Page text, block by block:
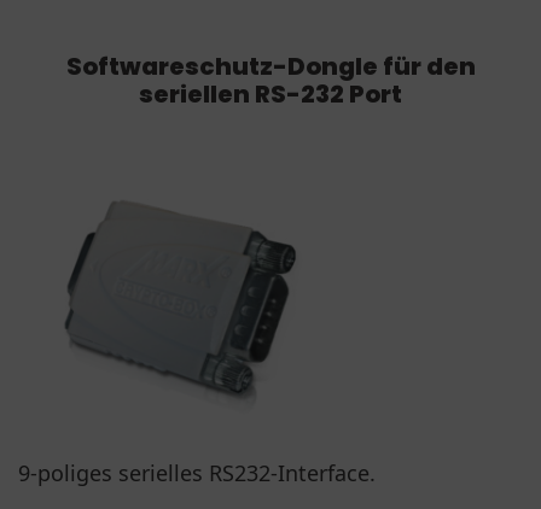
Softwareschutz-Dongle für den
seriellen RS-232 Port
9-poliges serielles RS232-Interface.